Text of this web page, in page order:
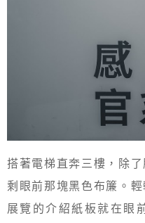
搭著電梯直奔三樓，除
剩眼前那塊黑色布簾。
展覽的介紹紙板就在眼